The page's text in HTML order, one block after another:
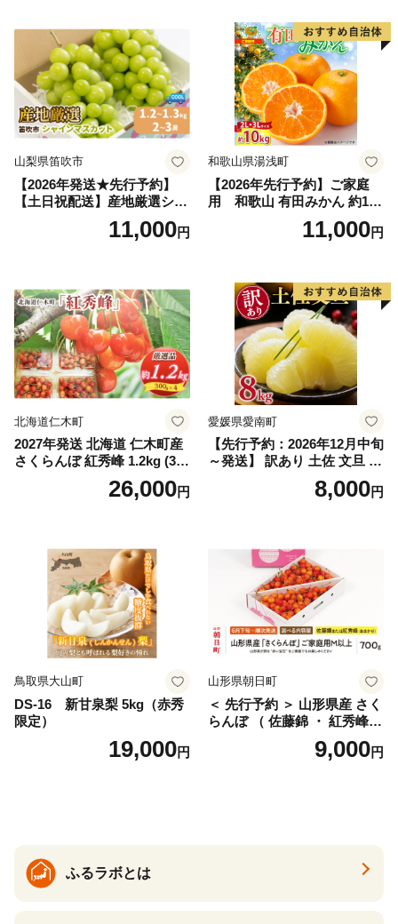
果肉 長野県産 小諸市
山梨県笛吹市
【2026年発送★先行予約】
【土日祝配送】産地厳選シャ
インマスカット1.2kg～1.3kg
（2房～3房）※沖縄・離島配
笛吹市 山梨県 フルーツ 果物
ぶどう 葡萄 大粒 シャインマ
スカット おすすめ シャイン
マスカット 贈答 ギフト 産地
笛吹市 シャインマスカット
笛吹 葡萄 国産 ぶどう 人気
国産 1.2kg 先行｜
11,000円
和歌山県湯浅町
【2026年先行予約】ご家庭
用 和歌山 有田みかん 約10k
g (2L、3Lサイズ)【湯浅町】
11,000円
北海道仁木町
2027年発送 北海道 仁木町産
さくらんぼ 紅秀峰 1.2kg (300
g×4パック) Lサイズ以上 旬
桜桃 産地直送 サクランボ チ
26,000円
愛媛県愛南町
【先行予約：2026年12月中旬
～発送】 訳あり 土佐 文旦 8k
g (Mサイズ以上サイズミック
ス) 8000円 わけあり ぶんた
産 農家直送 期間限定 特産品
サイズミックス くらもとフ
ァーム 愛南町 愛媛県
8,000円
鳥取県大山町
DS-16 新甘泉梨 5kg（赤秀
限定）
19,000円
山形県朝日町
＜ 先行予約 ＞ 山形県産 さく
らんぼ （ 佐藤錦 ・ 紅秀峰
） ご家庭用 M以上 700g 【20
26年6月下旬から7月上旬発
9,000円
ふるラボとは